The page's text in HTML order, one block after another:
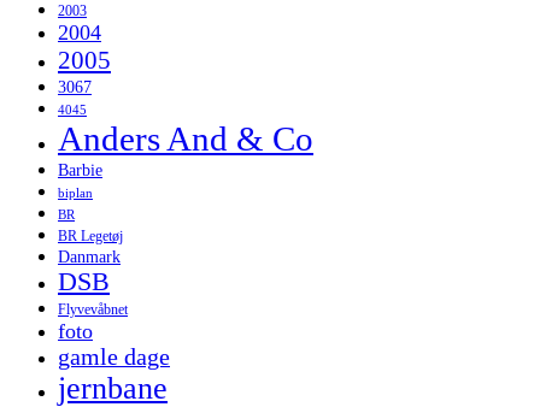
2003
2004
2005
3067
4045
Anders And & Co
Barbie
biplan
BR
BR Legetøj
Danmark
DSB
Flyvevåbnet
foto
gamle dage
jernbane